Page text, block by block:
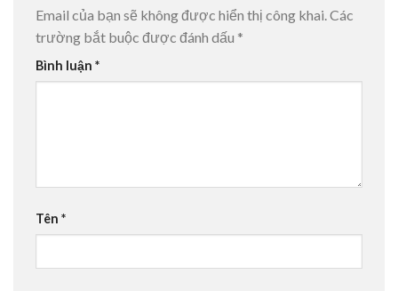
Email của bạn sẽ không được hiển thị công khai.Các
trường bắt buộc được đánh dấu *
Bình luận *
Tên *